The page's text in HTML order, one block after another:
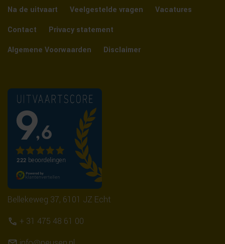
Na de uitvaart
Veelgestelde vragen
Vacatures
Contact
Privacy statement
Algemene Voorwaarden
Disclaimer
Bellekeweg 37, 6101 JZ Echt
+ 31 475 48 61 00